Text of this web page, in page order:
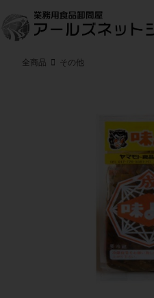
全商品 その他